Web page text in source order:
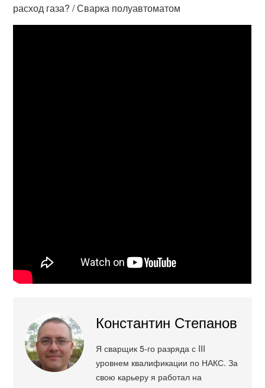
расход газа? / Сварка полуавтоматом
Константин Степанов
Я сварщик 5-го разряда с III
уровнем квалификации по НАКС. За
свою карьеру я работал на